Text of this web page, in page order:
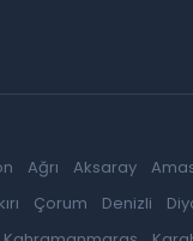
Ağrı Aksaray
Çorum Denizli